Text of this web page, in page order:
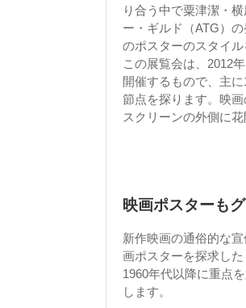
り合う中で粟津潔・
ー・ギルド（ATG）
のポスターのスタイル
この展覧会は、2012
開催するもので、主
節点を探ります。映
スクリーンの外側に
映画ポスターも
新作映画の通俗的な
画ポスターを探求し
1960年代以降に重点
します。